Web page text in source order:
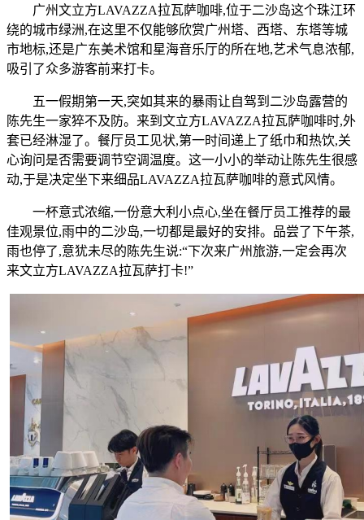
广州文立方LAVAZZA拉瓦萨咖啡,位于二沙岛这个珠江环
绕的城市绿洲,在这里不仅能够欣赏广州塔、西塔、东塔等城
市地标,还是广东美术馆和星海音乐厅的所在地,艺术气息浓郁,
吸引了众多游客前来打卡。
五一假期第一天,突如其来的暴雨让自驾到二沙岛露营的
陈先生一家猝不及防。来到文立方LAVAZZA拉瓦萨咖啡时,外
套已经淋湿了。餐厅员工见状,第一时间递上了纸巾和热饮,关
心询问是否需要调节空调温度。这一小小的举动让陈先生很感
动,于是决定坐下来细品LAVAZZA拉瓦萨咖啡的意式风情。
一杯意式浓缩,一份意大利小点心,坐在餐厅员工推荐的最
佳观景位,雨中的二沙岛,一切都是最好的安排。品尝了下午茶,
雨也停了,意犹未尽的陈先生说:“下次来广州旅游,一定会再次
来文立方LAVAZZA拉瓦萨打卡!”